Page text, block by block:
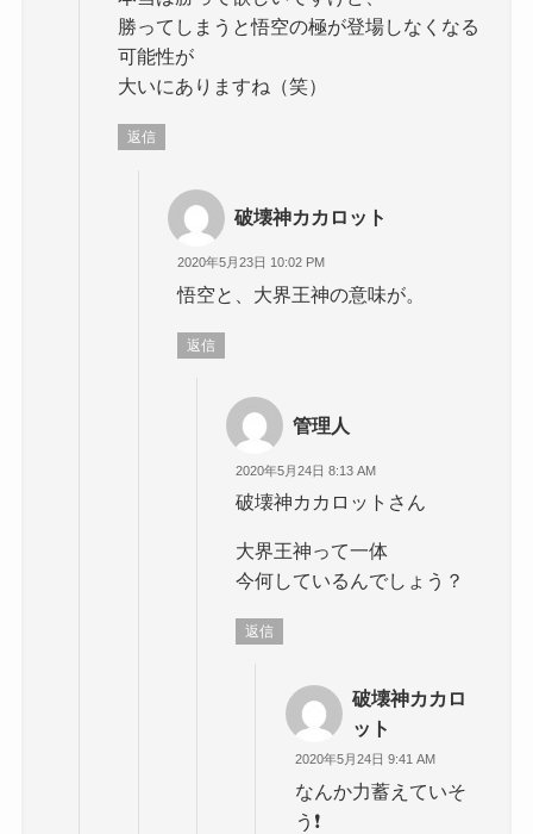
勝ってしまうと悟空の極が登場しなくなる
可能性が
大いにありますね（笑）
返信
破壊神カカロット
2020年5月23日 10:02 PM
悟空と、大界王神の意味が。
返信
管理人
2020年5月24日 8:13 AM
破壊神カカロットさん
大界王神って一体
今何しているんでしょう？
返信
破壊神カカロ
ット
2020年5月24日 9:41 AM
なんか力蓄えていそ
う❗️